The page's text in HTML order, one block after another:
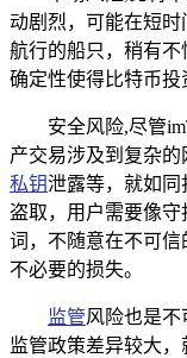
动剧烈，可能在短
航行的船只，稍有
确定性使得比特币投
安全风险,尽管
产交易涉及到复杂的
私钥泄露等，就如
盗取，用户需要像
词，不随意在不可
不必要的损失。
监管风险也是不
监管政策差异较大